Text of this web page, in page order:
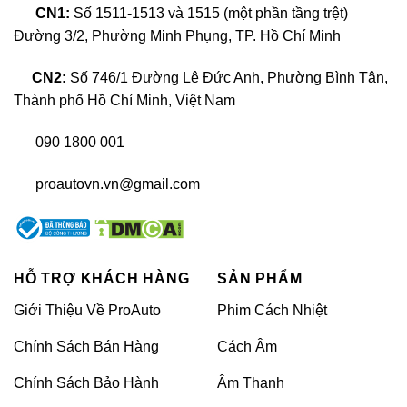
cải thiện độ sáng xe Lexus 570 là điều thiết
tuổi thọ sử dụng xe lâu dài hơn.
Độ đèn xe Lexus 570 – Tăng tính thẩm mỹ cho xe
CN1: Số 1511-1513 và 1515 (một phần tầng trệt)
Đường 3/2, Phường Minh Phụng, TP. Hồ Chí Minh
CN2: Số 746/1 Đường Lê Đức Anh, Phường Bình Tân,
Thành phố Hồ Chí Minh, Việt Nam
090 1800 001
proautovn.vn@gmail.com
HỖ TRỢ KHÁCH HÀNG
Giới Thiệu Về ProAuto
Chính Sách Bán Hàng
Chính Sách Bảo Hành
SẢN PHẨM
Phim Cách Nhiệt
Cách Âm
Âm Thanh